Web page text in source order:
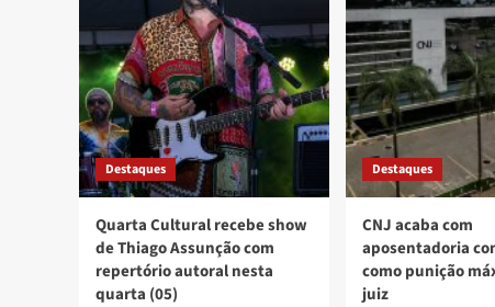
Destaques
Quarta Cultural recebe show
de Thiago Assunção com
repertório autoral nesta
quarta (05)
Destaques
CNJ acaba com
aposentadoria
como punição
juiz